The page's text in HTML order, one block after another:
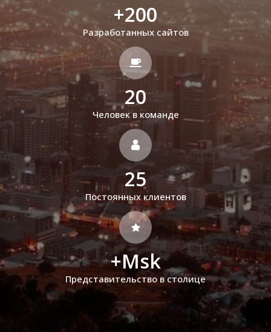
+200
Разработанных сайтов
20
Человек в команде
25
Постоянных клиентов
+Msk
Представительство в столице